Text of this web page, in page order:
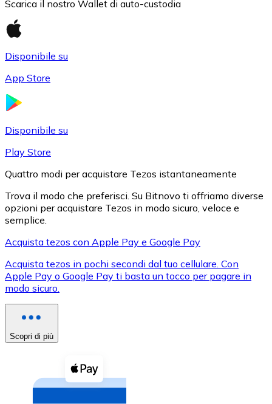
XRP
XRP
Vedi tutto
Buoni cripto
Acquista criptovalute in contanti e altri mezzi di
Scarica il nostro Wallet di auto-custodia
Disponibile su
App Store
Disponibile su
Play Store
Quattro modi per acquistare Tezos istantaneamente
Trova il modo che preferisci. Su Bitnovo ti offriamo diverse
opzioni per acquistare Tezos in modo sicuro, veloce e
semplice.
Acquista tezos con Apple Pay e Google Pay
Acquista tezos in pochi secondi dal tuo cellulare. Con
Apple Pay o Google Pay ti basta un tocco per pagare in
modo sicuro.
Scopri di più